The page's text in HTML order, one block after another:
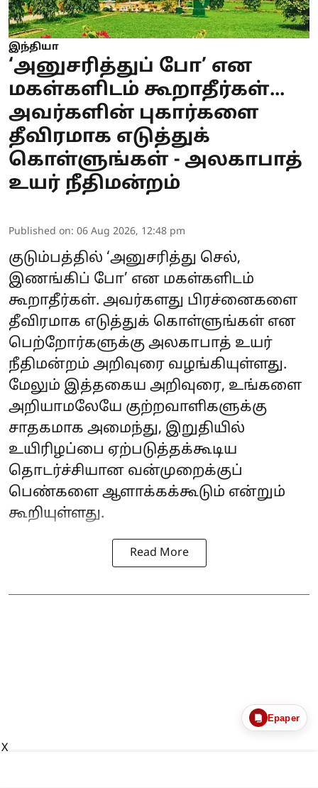
இந்தியா
‘அனுசரித்துப் போ’ என
மகள்களிடம் கூறாதீர்கள்...
அவர்களின் புகார்களை
தீவிரமாக எடுத்துக்
கொள்ளுங்கள் - அலகாபாத்
உயர் நீதிமன்றம்
Published on: 06 Aug 2026, 12:48 pm
குடும்பத்தில் ‘அனுசரித்து செல்,
இணங்கிப் போ’ என மகள்களிடம்
கூறாதீர்கள். அவர்களது பிரச்னைகளை
தீவிரமாக எடுத்துக் கொள்ளுங்கள் என
பெற்றோர்களுக்கு அலகாபாத் உயர்
நீதிமன்றம் அறிவுரை வழங்கியுள்ளது.
மேலும் இத்தகைய அறிவுரை, உங்களை
அறியாமலேயே குற்றவாளிகளுக்கு
சாதகமாக அமைந்து, இறுதியில்
உயிரிழப்பை ஏற்படுத்தக்கூடிய
தொடர்ச்சியான வன்முறைக்குப்
பெண்களை ஆளாக்கக்கூடும் என்றும்
கூறியுள்ளது.
Read More
Epaper
X